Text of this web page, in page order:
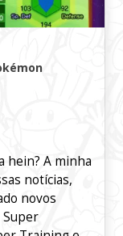
hein? A minha
notícias,
novos